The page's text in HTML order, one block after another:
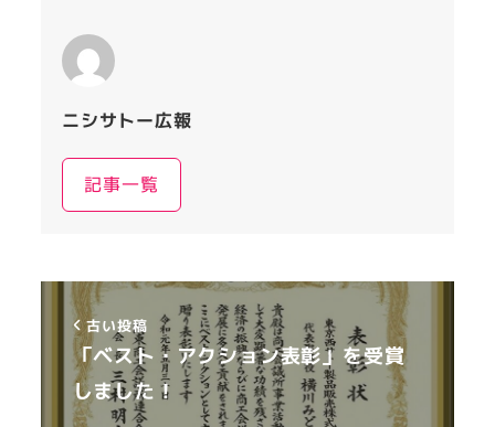
ニシサトー広報
記事一覧
古い投稿
「ベスト・アクション表彰」を受賞
しました！